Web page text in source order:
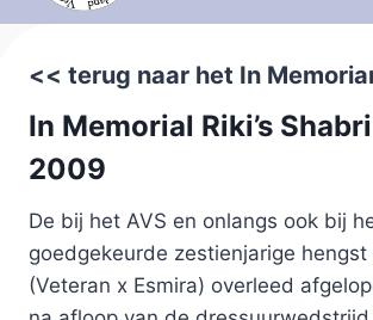
<< terug naar het In
In Memorial Riki’s
2009
De bij het AVS en onlangs ook bij
goedgekeurde zestienjarige hengst
(Veteran x Esmira) overleed